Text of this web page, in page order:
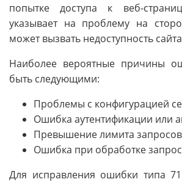
попытке доступа к веб-
указывает на проблему на
может вызвать недоступность
Наиболее вероятные причины
быть следующими:
Проблемы с конфигурацией
Ошибка аутентификации или
Превышение лимита запросов
Ошибка при обработке
Для исправления ошибки типа